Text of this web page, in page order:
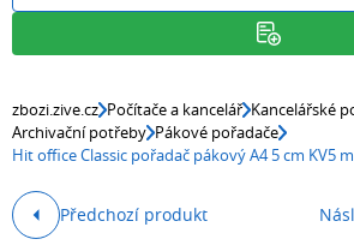
zbozi.zive.cz Počítače a kancelář Kancelářské
Archivační potřeby Pákové pořadače
Hit office Classic pořadač pákový A4 5 cm KV5
Předchozí produkt